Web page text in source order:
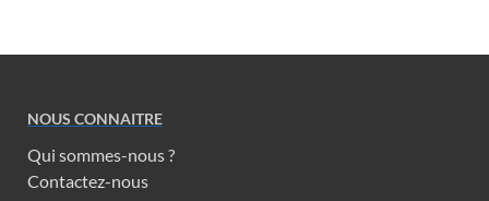
NOUS CONNAITRE
Qui sommes-nous ?
Contactez-nous